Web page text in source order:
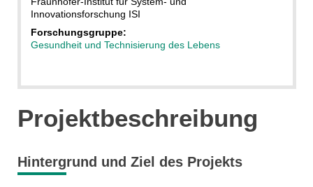
Innovationsforschung ISI
Forschungsgruppe:
Gesundheit und Technisierung des Lebens
Projektbeschreibung
Hintergrund und Ziel des Projekts